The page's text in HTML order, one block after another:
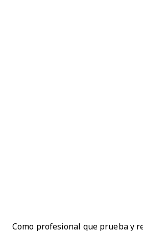
Como profesional que prueba y